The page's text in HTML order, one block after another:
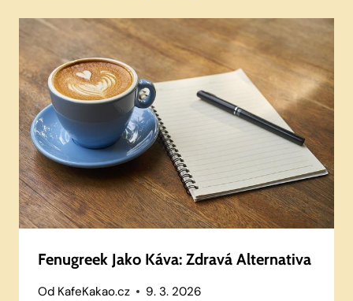
Fenugreek Jako Káva: Zdravá Alternativa
Od KafeKakao.cz 9. 3. 2026